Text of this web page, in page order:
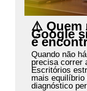
⚠️ Quem
Google
é
Quando não
precisa correr
Escritórios
mais
diagnóstico